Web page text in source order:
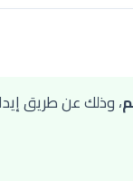
، وذلك عن طريق